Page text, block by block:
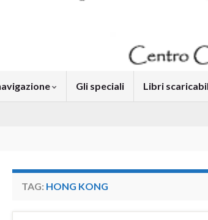
Gli speciali Libri
TAG: HONG KONG